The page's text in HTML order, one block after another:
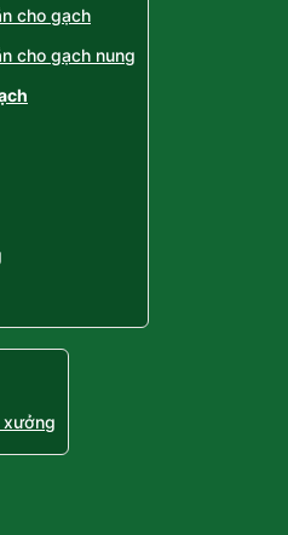
cho gạch
cho gạch nung
xưởng